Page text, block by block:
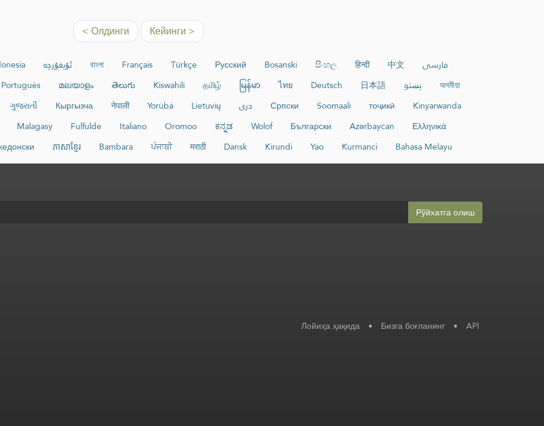
< Олдинги Кейинги >
ئۇيغۇرچە বাংলা Français Türkçe Русский Bosanski සිංහල हिन्दी 中文
فارسی
Português മലയാളം తెలుగు Kiswahili தமிழ் မြန်မာ ไทย Deutsch 日本語 پښتو
অসমীয়া
ગુજરાતી Кыргызча नेपाली Yorùbá Lietuvių دری Српски Soomaali тоҷикӣ
Kinyarwanda
Malagasy Fulfulde Italiano Oromoo ಕನ್ನಡ Wolof Български Azərbaycan
Ελληνικά
ភាសាខ្មែរ Bambara ਪੰਜਾਬੀ मराठी Dansk Kirundi Yao Kurmancî Bahasa Melayu
Рўйхатга олиш
Лойиҳа ҳақида • Бизга боғланинг • API